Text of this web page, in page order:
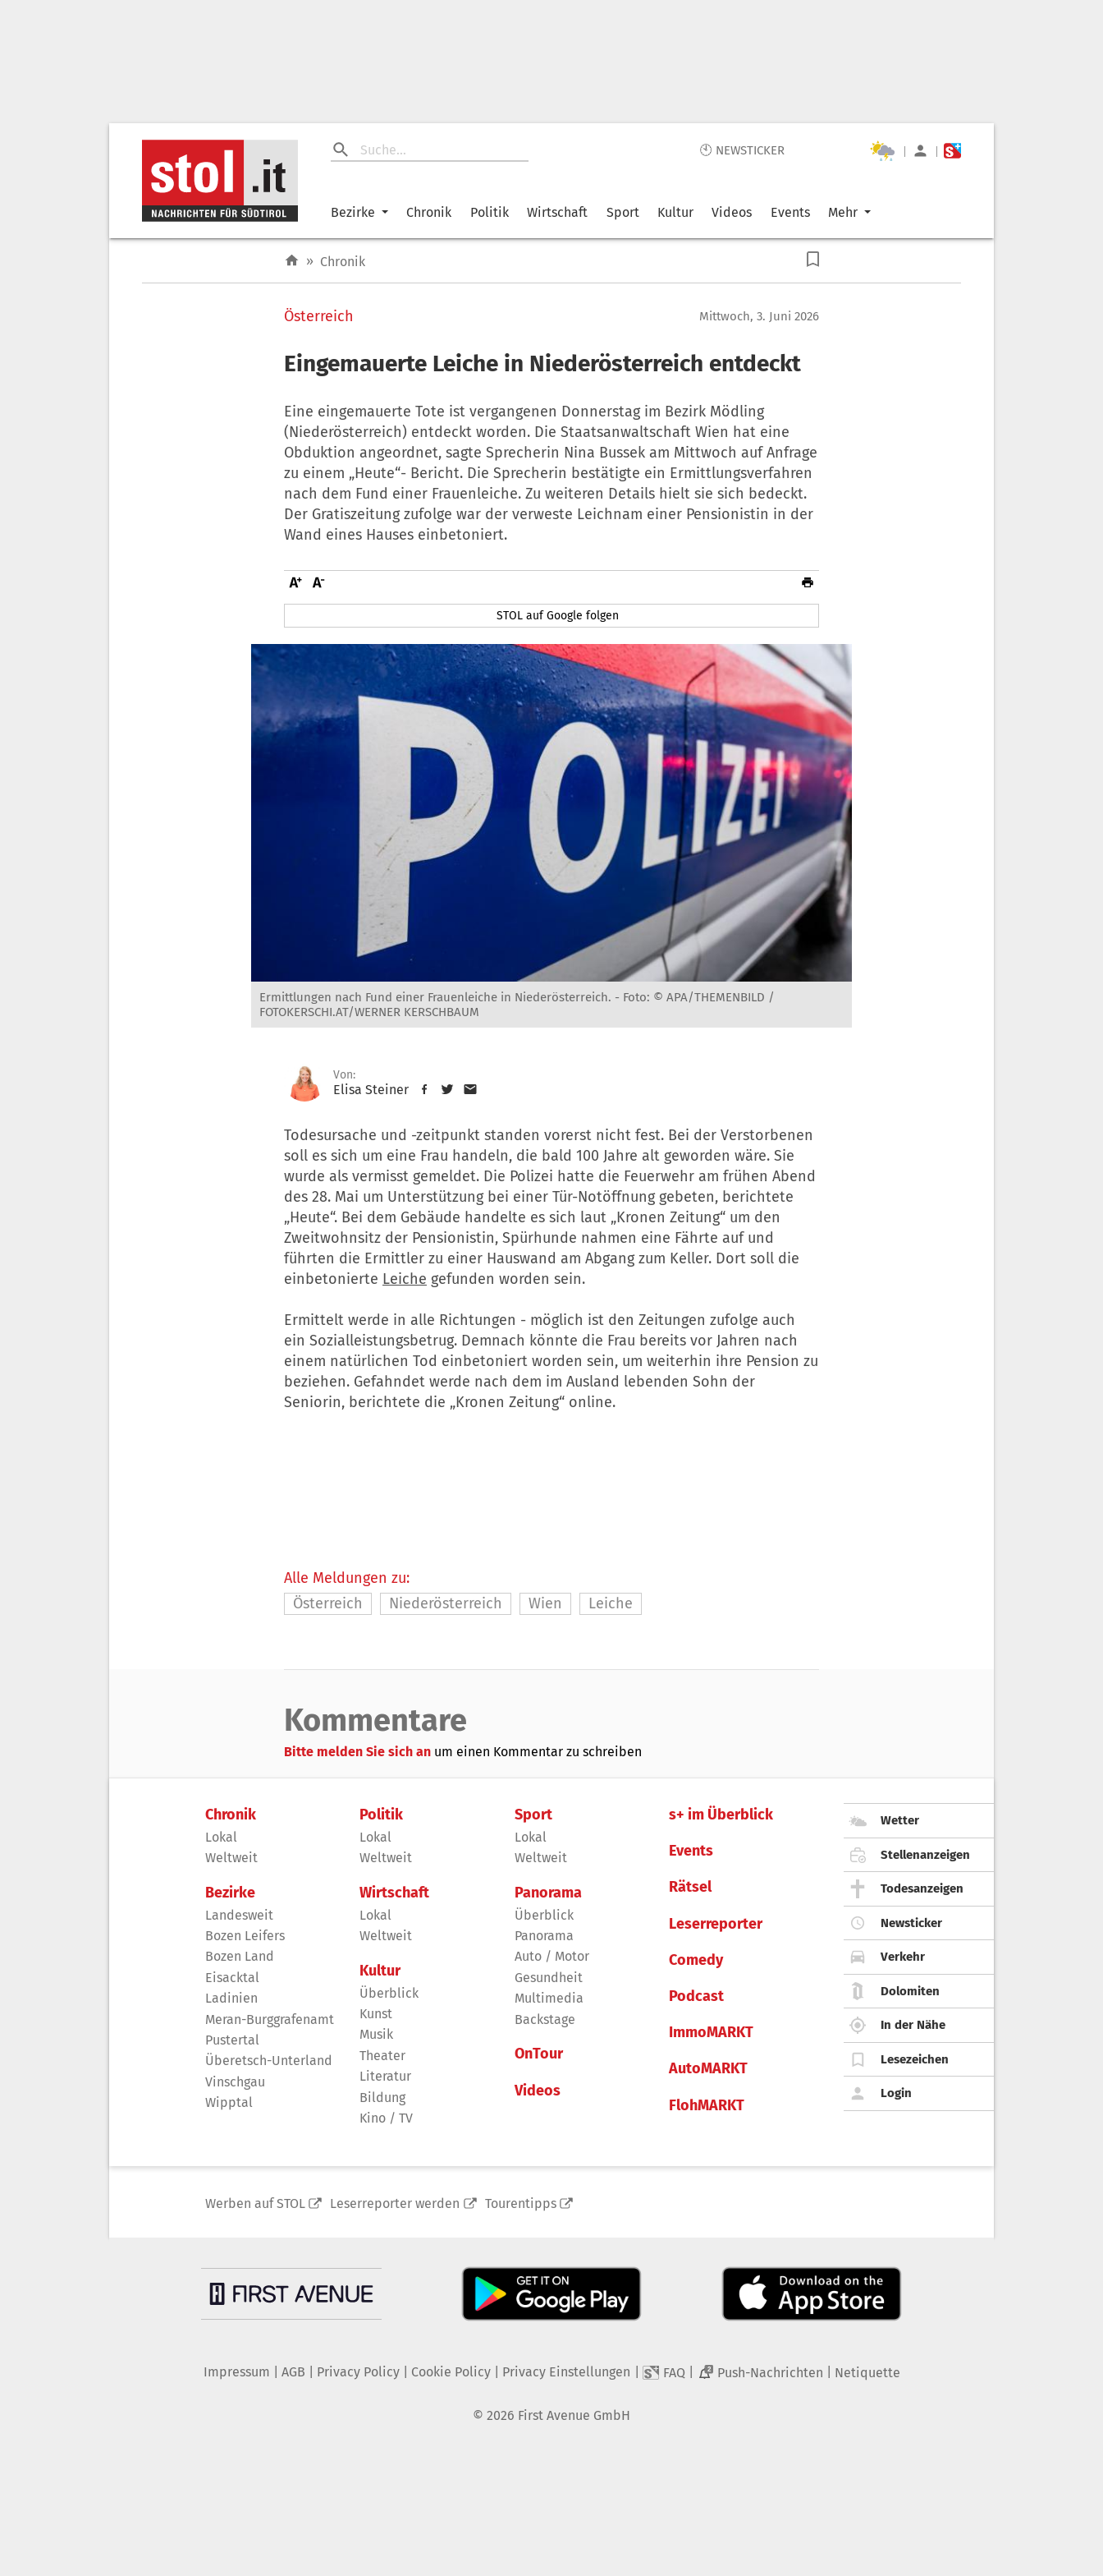
🕙 NEWSTICKER | |
Bezirke Chronik Politik Wirtschaft Sport Kultur Videos Events Mehr
» Chronik
Österreich Mittwoch, 3. Juni 2026
Eingemauerte Leiche in Niederösterreich entdeckt
Eine eingemauerte Tote ist vergangenen Donnerstag im Bezirk Mödling
(Niederösterreich) entdeckt worden. Die Staatsanwaltschaft Wien hat eine
Obduktion angeordnet, sagte Sprecherin Nina Bussek am Mittwoch auf Anfrage
zu einem „Heute“- Bericht. Die Sprecherin bestätigte ein Ermittlungsverfahren
nach dem Fund einer Frauenleiche. Zu weiteren Details hielt sie sich bedeckt.
Der Gratiszeitung zufolge war der verweste Leichnam einer Pensionistin in der
Wand eines Hauses einbetoniert.
STOL auf Google folgen
Ermittlungen nach Fund einer Frauenleiche in Niederösterreich. - Foto: © APA/THEMENBILD /
FOTOKERSCHI.AT/WERNER KERSCHBAUM
Von:
Elisa Steiner
Todesursache und -zeitpunkt standen vorerst nicht fest. Bei der Verstorbenen
soll es sich um eine Frau handeln, die bald 100 Jahre alt geworden wäre. Sie
wurde als vermisst gemeldet. Die Polizei hatte die Feuerwehr am frühen Abend
des 28. Mai um Unterstützung bei einer Tür-Notöffnung gebeten, berichtete
„Heute“. Bei dem Gebäude handelte es sich laut „Kronen Zeitung“ um den
Zweitwohnsitz der Pensionistin, Spürhunde nahmen eine Fährte auf und
führten die Ermittler zu einer Hauswand am Abgang zum Keller. Dort soll die
einbetonierte Leiche gefunden worden sein.
Ermittelt werde in alle Richtungen - möglich ist den Zeitungen zufolge auch
ein Sozialleistungsbetrug. Demnach könnte die Frau bereits vor Jahren nach
einem natürlichen Tod einbetoniert worden sein, um weiterhin ihre Pension zu
beziehen. Gefahndet werde nach dem im Ausland lebenden Sohn der
Seniorin, berichtete die „Kronen Zeitung“ online.
Alle Meldungen zu:
Österreich
Niederösterreich Wien Leiche
Kommentare
Bitte melden Sie sich an um einen Kommentar zu schreiben
Chronik
Lokal
Weltweit
Bezirke
Landesweit
Bozen Leifers
Bozen Land
Eisacktal
Ladinien
Meran-Burggrafenamt
Pustertal
Überetsch-Unterland
Vinschgau
Wipptal
Politik
Lokal
Weltweit
Wirtschaft
Lokal
Weltweit
Kultur
Überblick
Kunst
Musik
Theater
Literatur
Bildung
Kino / TV
Sport
Lokal
Weltweit
Panorama
Überblick
Panorama
Auto / Motor
Gesundheit
Multimedia
Backstage
OnTour
Videos
s+ im Überblick
Events
Rätsel
Leserreporter
Comedy
Podcast
ImmoMARKT
AutoMARKT
FlohMARKT
Wetter
Stellenanzeigen
Todesanzeigen
Newsticker
Verkehr
Dolomiten
In der Nähe
Lesezeichen
Login
Werben auf STOL Leserreporter werden Tourentipps
Impressum AGB Privacy Policy| Cookie Policy| Privacy Einstellungen FAQ 2 Push-Nachrichten Netiquette
© 2026 First Avenue GmbH